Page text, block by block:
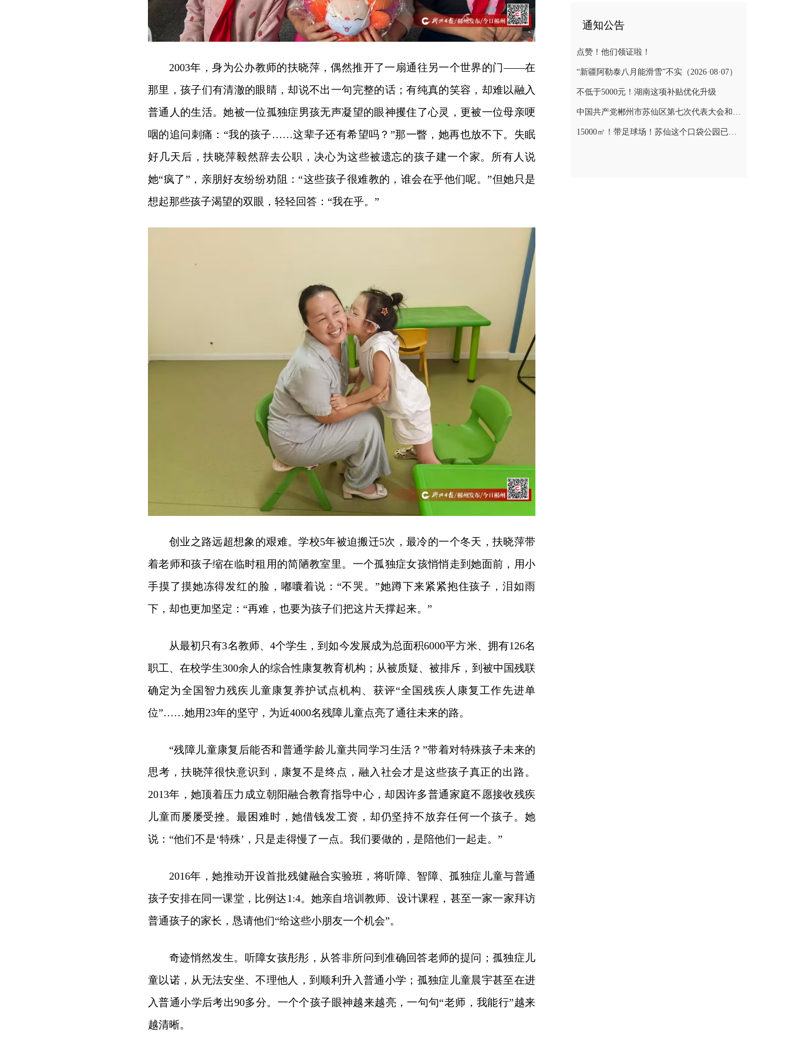
2003年，身为公办教师的扶晓萍，偶然推开了一扇通往另一个世界的门——在
那里，孩子们有清澈的眼睛，却说不出一句完整的话；有纯真的笑容，却难以融入
普通人的生活。她被一位孤独症男孩无声凝望的眼神攫住了心灵，更被一位母亲哽
咽的追问刺痛：“我的孩子……这辈子还有希望吗？”那一瞥，她再也放不下。失眠
好几天后，扶晓萍毅然辞去公职，决心为这些被遗忘的孩子建一个家。所有人说
她“疯了”，亲朋好友纷纷劝阻：“这些孩子很难教的，谁会在乎他们呢。”但她只是
想起那些孩子渴望的双眼，轻轻回答：“我在乎。”
创业之路远超想象的艰难。学校5年被迫搬迁5次，最冷的一个冬天，扶晓萍带
着老师和孩子缩在临时租用的简陋教室里。一个孤独症女孩悄悄走到她面前，用小
手摸了摸她冻得发红的脸，嘟囔着说：“不哭。”她蹲下来紧紧抱住孩子，泪如雨
下，却也更加坚定：“再难，也要为孩子们把这片天撑起来。”
从最初只有3名教师、4个学生，到如今发展成为总面积6000平方米、拥有126名
职工、在校学生300余人的综合性康复教育机构；从被质疑、被排斥，到被中国残联
确定为全国智力残疾儿童康复养护试点机构、获评“全国残疾人康复工作先进单
位”……她用23年的坚守，为近4000名残障儿童点亮了通往未来的路。
“残障儿童康复后能否和普通学龄儿童共同学习生活？”带着对特殊孩子未来的
思考，扶晓萍很快意识到，康复不是终点，融入社会才是这些孩子真正的出路。
2013年，她顶着压力成立朝阳融合教育指导中心，却因许多普通家庭不愿接收残疾
儿童而屡屡受挫。最困难时，她借钱发工资，却仍坚持不放弃任何一个孩子。她
说：“他们不是‘特殊’，只是走得慢了一点。我们要做的，是陪他们一起走。”
2016年，她推动开设首批残健融合实验班，将听障、智障、孤独症儿童与普通
孩子安排在同一课堂，比例达1:4。她亲自培训教师、设计课程，甚至一家一家拜访
普通孩子的家长，恳请他们“给这些小朋友一个机会”。
奇迹悄然发生。听障女孩彤彤，从答非所问到准确回答老师的提问；孤独症儿
童以诺，从无法安坐、不理他人，到顺利升入普通小学；孤独症儿童晨宇甚至在进
入普通小学后考出90多分。一个个孩子眼神越来越亮，一句句“老师，我能行”越来
越清晰。
通知公告
点赞！他们领证啦！
“新疆阿勒泰八月能滑雪”不实（2026·08·07）
不低于5000元！湖南这项补贴优化升级
中国共产党郴州市苏仙区第七次代表大会和第七届委员会第一次全体会议、第七届纪律检查委员会第一次全体会议选举结果
15000㎡！带足球场！苏仙这个口袋公园已对外开放